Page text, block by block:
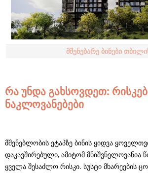
მშენებარე ბინები
რა უნდა გახსოვდეთ:
ნაკლოვანებები
მშენებლობის ეტაპზე ბინის ყიდვა
დაკავშირებული, ამიტომ მნიშვნელოვანია
ყველა შესაძლო რისკი. სუსტი მხარეების